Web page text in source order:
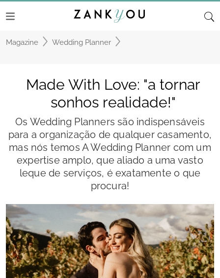
Magazine Wedding Planner
Made With Love: "a tornar
sonhos realidade!"
Os Wedding Planners são indispensáveis
para a organização de qualquer casamento,
mas nós temos A Wedding Planner com um
expertise amplo, que aliado a uma vasto
leque de serviços, é exatamente o que
procura!